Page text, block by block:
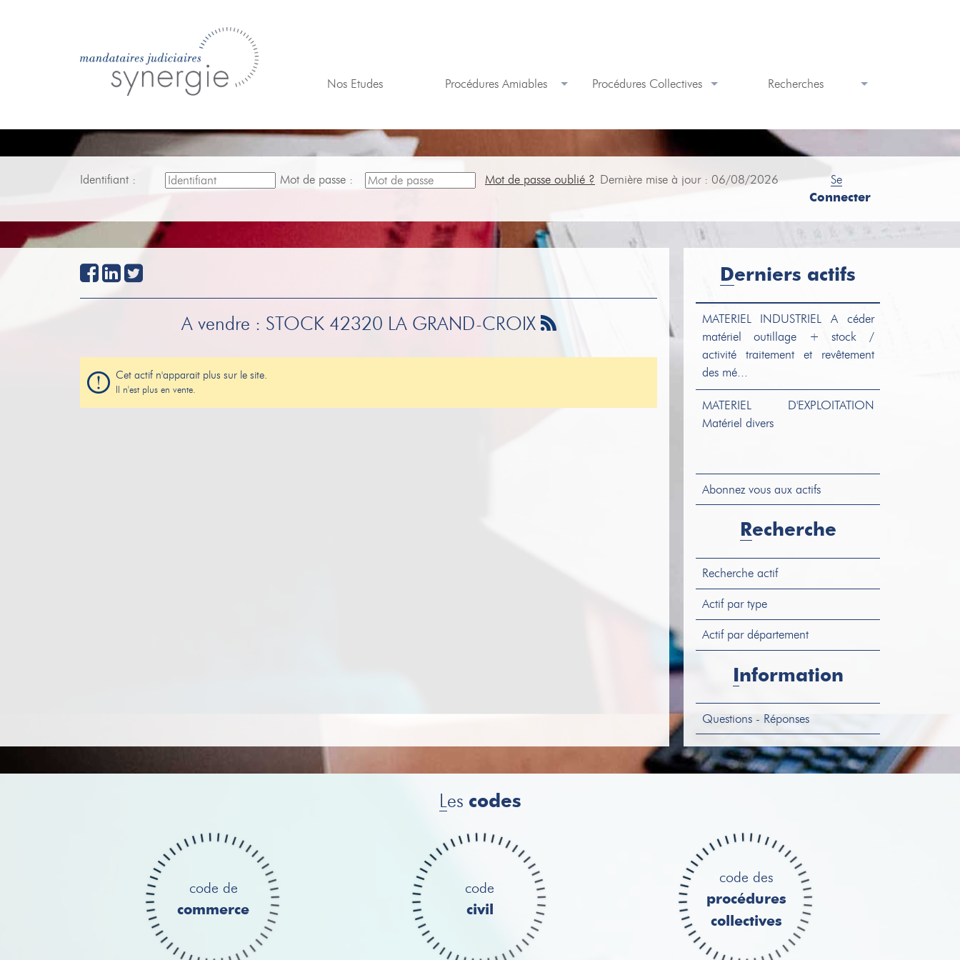
Nos Etudes Procédures Amiables Procédures Collectives Recherches
Identifiant : Mot de passe : Mot de passe oublié ? Dernière mise à jour : 06/08/2026
Se
Connecter
A vendre : STOCK 42320 LA GRAND-CROIX
Cet actif n'apparait plus sur le site.
Il n'est plus en vente.
Derniers actifs
MATERIEL INDUSTRIEL
A céder
matériel outillage + stock /
activité traitement et revêtement
des mé...
MATERIEL D'EXPLOITATION
Matériel divers
STOCKStock divers
MATERIEL D'EXPLOITATION
Matériel divers
VEHICULEOPEL VIVARO
Immatriculation : GR-617-YH
1ère mise en circulation :
23/12/2004 Kilométr...
Abonnez vous aux actifs
Recherche
Recherche actif
Actif par type
Actif par département
Information
Questions - Réponses
es codes
code de
commerce
code
civil
code des
procédures
collectives